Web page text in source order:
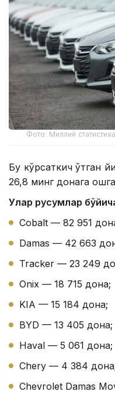
Фото: Миллий
Бу кўрсаткич ўтган
26,8 минг донага
Улар русумлар
Cobalt — 82 951
Damas — 42 663
Tracker — 23 249
Onix — 18 715 дона;
KIA — 15 184 дона;
BYD — 13 405 дона;
Haval — 5 061 дона;
Chery — 4 384
Chevrolet Damas